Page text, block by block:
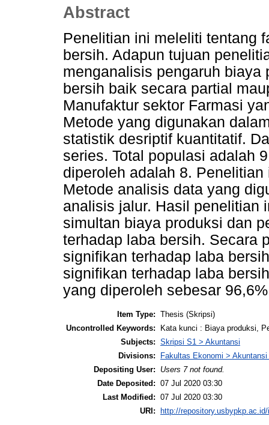
Abstract
Penelitian ini meleliti tentang
bersih. Adapun tujuan
menganalisis pengaruh biaya
bersih baik secara partial
Manufaktur sektor Farmasi
Metode yang digunakan
statistik desriptif kuantitatif.
series. Total populasi adalah
diperoleh adalah 8.
Metode analisis data yang
analisis jalur. Hasil penelitian
simultan biaya produksi dan
terhadap laba bersih. Secara
signifikan terhadap laba
signifikan terhadap laba
yang diperoleh sebesar
Item Type: Thesis (Skripsi)
Uncontrolled Keywords:
Kata kunci : Biaya produksi,
Subjects: Skripsi S1 > Akuntansi
Divisions:
Fakultas Ekonomi > Akuntansi
Depositing User:
Users 7 not found.
Date Deposited: 07 Jul 2020 03:30
Last Modified: 07 Jul 2020 03:30
URI:
http://